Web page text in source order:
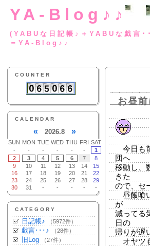
YA-Blog♪♪
(YABUな日記帳♪
＝YA-Blog♪♪
COUNTER
CALENDAR
« 2026.8 »
SUN MON TUE WED THU FRI SAT
-
- - - - -
1
2
3 4 5 6 7
8
9
10 11 12 13 14
15
16
17 18 19 20 21
22
23
24 25 26 27 28
29
30
31 - - - - -
CATEGORY
日記帳♪ （5972件）
戯言･･･♪ （28件）
旧Log （27件）
お昼
今日も
団へ
移動し、
きた
ので、セ
昼飯喰
が
減ってる
日の
帰りが遅
オヤツ